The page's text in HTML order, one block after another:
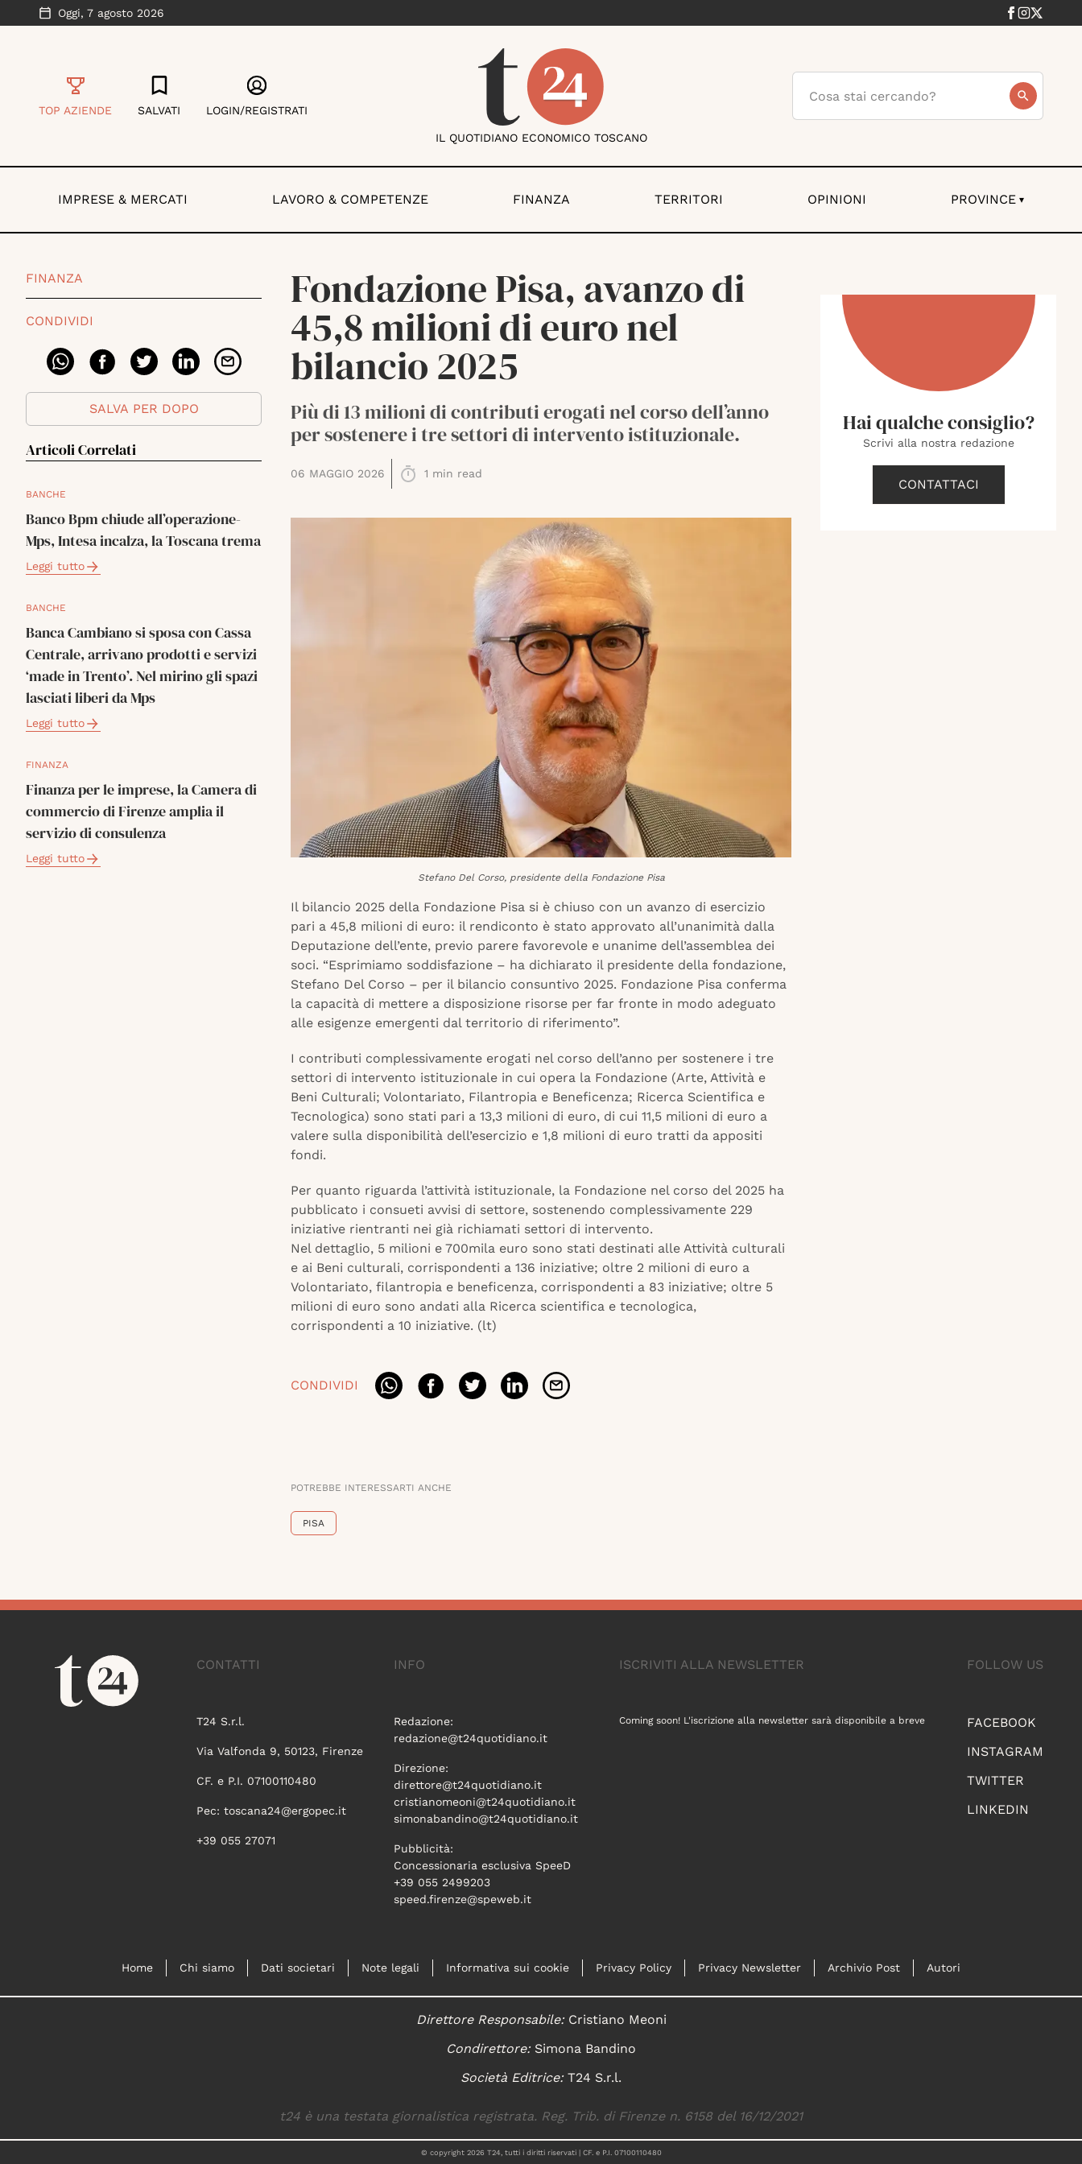
Oggi, 7 agosto 2026
TOP AZIENDE SALVATI LOGIN/REGISTRATI
IL QUOTIDIANO ECONOMICO TOSCANO
IMPRESE & MERCATI LAVORO & COMPETENZE FINANZA TERRITORI OPINIONI PROVINCE ▾
FINANZA
CONDIVIDI
SALVA PER DOPO
Articoli Correlati
BANCHE
Banco Bpm chiude all’operazione-
Mps, Intesa incalza, la Toscana trema
Leggi tutto
BANCHE
Banca Cambiano si sposa con Cassa
Centrale, arrivano prodotti e servizi
‘made in Trento’. Nel mirino gli spazi
lasciati liberi da Mps
Leggi tutto
FINANZA
Finanza per le imprese, la Camera di
commercio di Firenze amplia il
servizio di consulenza
Leggi tutto
Fondazione Pisa, avanzo di
45,8 milioni di euro nel
bilancio 2025
Più di 13 milioni di contributi erogati nel corso dell’anno
per sostenere i tre settori di intervento istituzionale.
06 MAGGIO 2026 1 min read
Stefano Del Corso, presidente della Fondazione Pisa
Il bilancio 2025 della Fondazione Pisa si è chiuso con un avanzo di esercizio
pari a 45,8 milioni di euro: il rendiconto è stato approvato all’unanimità dalla
Deputazione dell’ente, previo parere favorevole e unanime dell’assemblea dei
soci. “Esprimiamo soddisfazione – ha dichiarato il presidente della fondazione,
Stefano Del Corso – per il bilancio consuntivo 2025. Fondazione Pisa conferma
la capacità di mettere a disposizione risorse per far fronte in modo adeguato
alle esigenze emergenti dal territorio di riferimento”.
I contributi complessivamente erogati nel corso dell’anno per sostenere i tre
settori di intervento istituzionale in cui opera la Fondazione (Arte, Attività e
Beni Culturali; Volontariato, Filantropia e Beneficenza; Ricerca Scientifica e
Tecnologica) sono stati pari a 13,3 milioni di euro, di cui 11,5 milioni di euro a
valere sulla disponibilità dell’esercizio e 1,8 milioni di euro tratti da appositi
fondi.
Per quanto riguarda l’attività istituzionale, la Fondazione nel corso del 2025 ha
pubblicato i consueti avvisi di settore, sostenendo complessivamente 229
iniziative rientranti nei già richiamati settori di intervento.
Nel dettaglio, 5 milioni e 700mila euro sono stati destinati alle Attività culturali
e ai Beni culturali, corrispondenti a 136 iniziative; oltre 2 milioni di euro a
Volontariato, filantropia e beneficenza, corrispondenti a 83 iniziative; oltre 5
milioni di euro sono andati alla Ricerca scientifica e tecnologica,
corrispondenti a 10 iniziative. (lt)
CONDIVIDI
POTREBBE INTERESSARTI ANCHE
PISA
Hai qualche consiglio?
Scrivi alla nostra redazione
CONTATTACI
CONTATTI
T24 S.r.l.
Via Valfonda 9, 50123, Firenze
CF. e P.I. 07100110480
Pec: toscana24@ergopec.it
+39 055 27071
INFO
Redazione:
redazione@t24quotidiano.it
Direzione:
direttore@t24quotidiano.it
cristianomeoni@t24quotidiano.it
simonabandino@t24quotidiano.it
Pubblicità:
Concessionaria esclusiva SpeeD
+39 055 2499203
speed.firenze@speweb.it
FOLLOW US
FACEBOOK
INSTAGRAM
TWITTER
LINKEDIN
ISCRIVITI ALLA NEWSLETTER
Coming soon! L'iscrizione alla newsletter sarà disponibile a breve
Home Chi siamo Dati societari Note legali Informativa sui cookie Privacy Policy Privacy Newsletter Archivio Post Autori
Direttore Responsabile:Cristiano Meoni
Condirettore:Simona Bandino
Società Editrice:T24 S.r.l.
t24 è una testata giornalistica registrata. Reg. Trib. di Firenze n. 6158 del 16/12/2021
© copyright 2026 T24, tutti i diritti riservati | CF. e P.I. 07100110480